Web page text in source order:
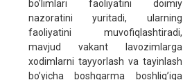
bo’limlari faoliyatini doimiy
nazoratini yuritadi, ularning
faoliyatini muvofiqlashtiradi,
mavjud vakant lavozimlarga
xodimlarni tayyorlash va tayinlash
bo’yicha boshqarma boshlig’iga